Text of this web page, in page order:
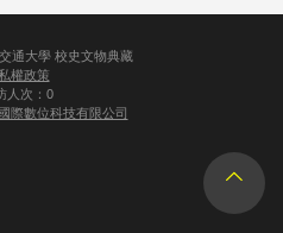
通大學 校史文物典藏
權政策
人次：0
際數位科技有限公司